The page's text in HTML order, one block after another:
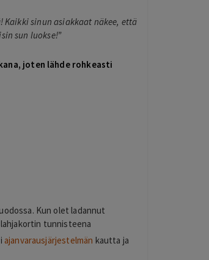
Kaikki sinun asiakkaat näkee, että
sun luokse!”
joten lähde rohkeasti
Kun olet ladannut
tunnisteena
ajanvarausjärjestelmän kautta ja